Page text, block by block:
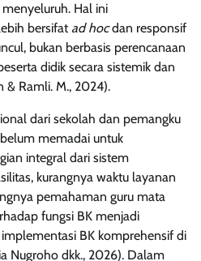
Hal ini
bersifatad hocdan responsif
bukan berbasis perencanaan
didik secara sistemik dan
& Ramli. M., 2024).
dari sekolah dan pemangku
memadai untuk
integral dari sistem
kurangnya waktu layanan
pemahaman guru mata
fungsi BK menjadi
BK komprehensif di
Nugroho dkk., 2026). Dalam